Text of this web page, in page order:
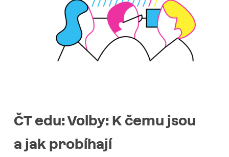
ČT edu: Volby: K čemu jsou
a jak probíhají